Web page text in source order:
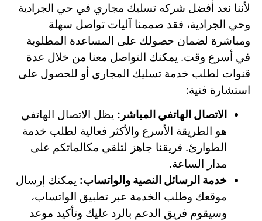
لأننا نعد أفضل شركه تسليك مجاري في حي الجرادية
وحي الجرادية، فقد صممنا آليات تواصل سهلة
ومباشرة لضمان حصولك على المساعدة المطلوبة
في أسرع وقت. يمكنك التواصل معنا من خلال عدة
قنوات لطلب خدمة تسليك المجاري أو للحصول على
استشارة فنية:
الاتصال الهاتفي المباشر: يظل الاتصال الهاتفي
هو الطريقة الأسرع والأكثر فعالية لطلب خدمة
الطوارئ. فريقنا جاهز لتلقي مكالماتكم على
مدار الساعة.
خدمة الرسائل النصية والواتساب: يمكنك إرسال
موقعك وطلب الخدمة عبر تطبيق الواتساب،
وسيقوم فريق الدعم بالرد عليك وتأكيد موعد